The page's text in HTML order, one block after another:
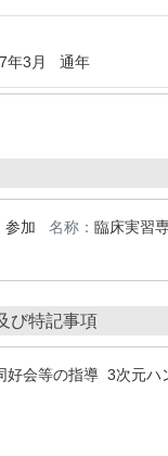
年3月 通年
参加 名称： 臨床実習
び特記事項
好会等の指導 3次元ハ